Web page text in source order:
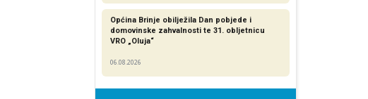
Općina Brinje obilježila Dan pobjede i
domovinske zahvalnosti te 31. obljetnicu
VRO „Oluja“
06.08.2026